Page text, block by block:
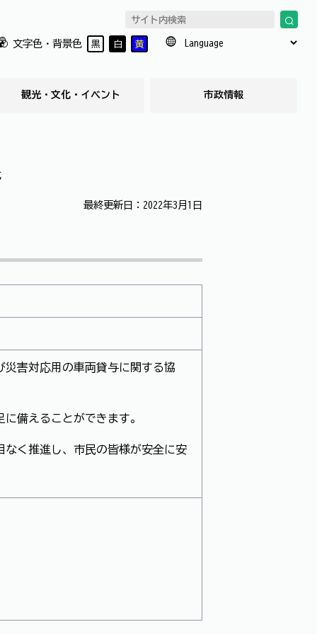
文字色・背景色 黒 白 黄
観光・文化・イベント 市政情報
最終更新日：2022年3月1日
害対応用の車両貸与に関する協
備えることができます。
く推進し、市民の皆様が安全に安